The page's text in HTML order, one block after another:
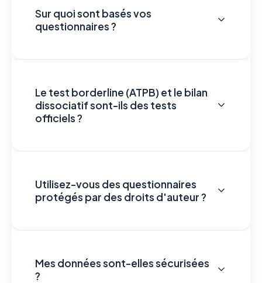
Sur quoi sont basés vos
questionnaires ?
Le test borderline (ATPB) et le bilan
dissociatif sont-ils des tests
officiels ?
Utilisez-vous des questionnaires
protégés par des droits d'auteur ?
Mes données sont-elles sécurisées
?